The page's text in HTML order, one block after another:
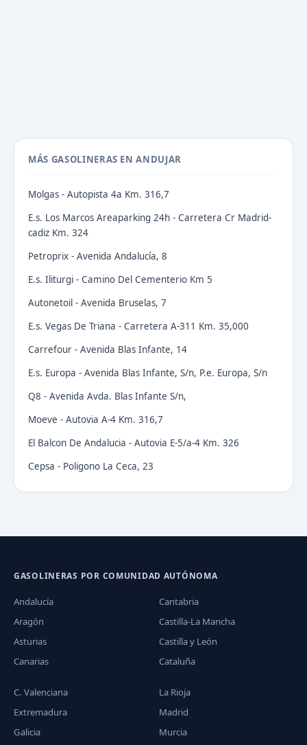
MÁS GASOLINERAS EN ANDUJAR
Molgas - Autopista 4a Km. 316,7
E.s. Los Marcos Areaparking 24h - Carretera Cr Madrid-
cadiz Km. 324
Petroprix - Avenida Andalucía, 8
E.s. Iliturgi - Camino Del Cementerio Km 5
Autonetoil - Avenida Bruselas, 7
E.s. Vegas De Triana - Carretera A-311 Km. 35,000
Carrefour - Avenida Blas Infante, 14
E.s. Europa - Avenida Blas Infante, S/n, P.e. Europa, S/n
Q8 - Avenida Avda. Blas Infante S/n,
Moeve - Autovia A-4 Km. 316,7
El Balcon De Andalucia - Autovia E-5/a-4 Km. 326
Cepsa - Poligono La Ceca, 23
GASOLINERAS POR COMUNIDAD AUTÓNOMA
Andalucía
Aragón
Asturias
Canarias
Cantabria
Castilla-La Mancha
Castilla y León
Cataluña
C. Valenciana
Extremadura
Galicia
La Rioja
Madrid
Murcia